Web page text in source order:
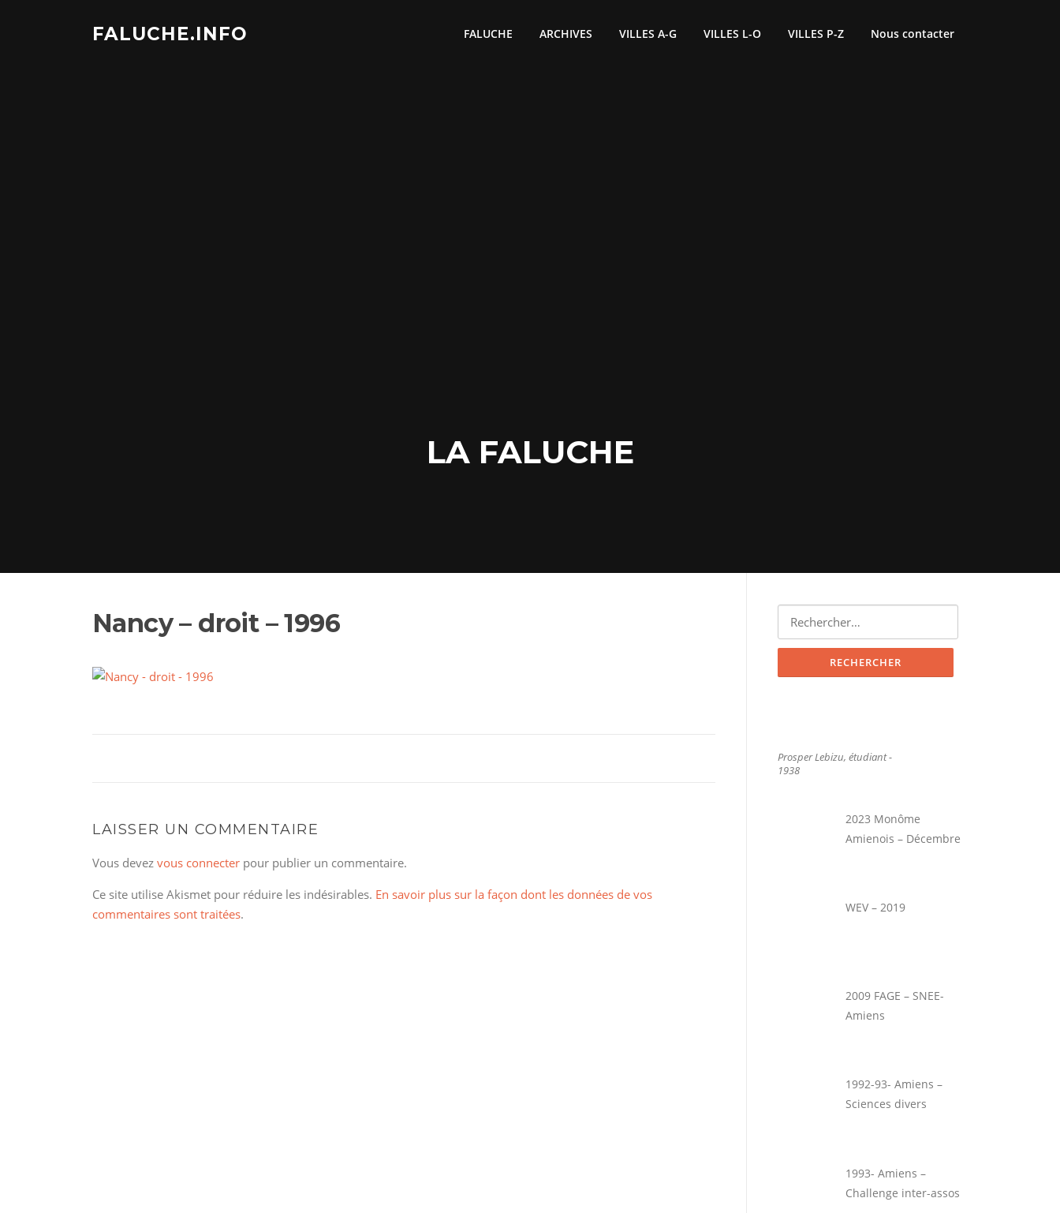
FALUCHE.INFO FALUCHE ARCHIVES VILLES A-G VILLES L-O VILLES P-Z Nous contacter
LA FALUCHE
Nancy – droit – 1996
LAISSER UN COMMENTAIRE
Vous devez vous connecter pour publier un commentaire.
Ce site utilise Akismet pour réduire les indésirables. En savoir plus sur la façon dont les données de vos
commentaires sont traitées.
Prosper Lebizu, étudiant -
1938
2023 Monôme
Amienois – Décembre
WEV – 2019
2009 FAGE – SNEE-
Amiens
1992-93- Amiens –
Sciences divers
1993- Amiens –
Challenge inter-assos